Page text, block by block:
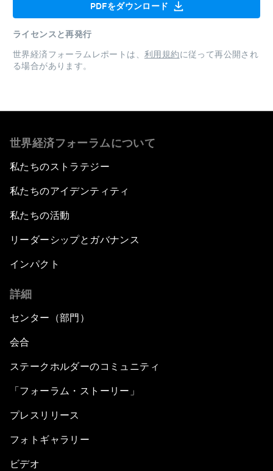
PDFをダウンロード
ライセンスと再発行
世界経済フォーラムレポートは、 利用規約に従って再公開され
る場合があります。
世界経済フォーラムについて
私たちのストラテジー
私たちのアイデンティティ
私たちの活動
リーダーシップとガバナンス
インパクト
詳細
センター（部門）
会合
ステークホルダーのコミュニティ
「フォーラム・ストーリー」
プレスリリース
フォトギャラリー
ビデオ